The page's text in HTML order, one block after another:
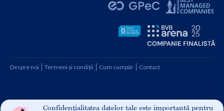
Confidențialitatea datelor tale este importantă pentru
Despre noi Termeni și condiții Cum cumpăr Contact
J08/1997 1991